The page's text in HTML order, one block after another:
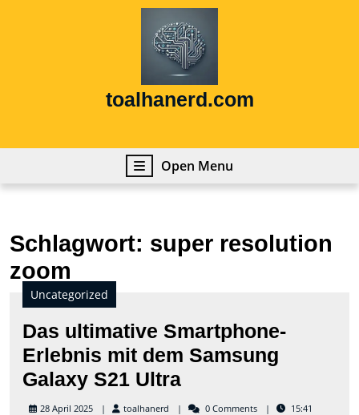
toalhanerd.com
Open Menu
Schlagwort: super resolution
zoom
Uncategorized
Das ultimative Smartphone-
Erlebnis mit dem Samsung
Galaxy S21 UltraDas
ultimative
28 April 2025 toalhanerd toalhanerd0 Comments 15:41